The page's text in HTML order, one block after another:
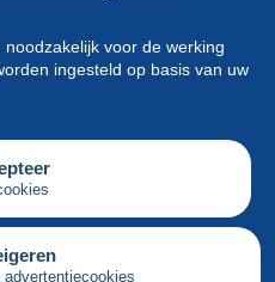
voor de werking
ingesteld op basis van uw